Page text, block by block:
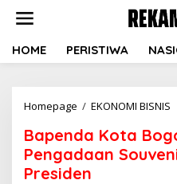
HOME PERISTIWA
Homepage / EKONOMI BISNIS
Bapenda Kota
Pengadaan
Presiden